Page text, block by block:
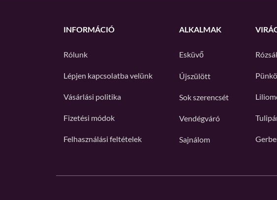
INFORMÁCIÓ
Rólunk
Lépjen kapcsolatba velünk
Vásárlási politika
Fizetési módok
Felhasználási feltételek
ALKALMAK
Esküvő
Újszülött
Sok szerencsét
Vendégváró
Sajnálom